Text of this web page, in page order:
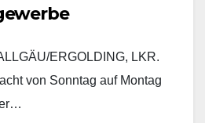
ERGOLDING, LKR.
von Sonntag auf Montag